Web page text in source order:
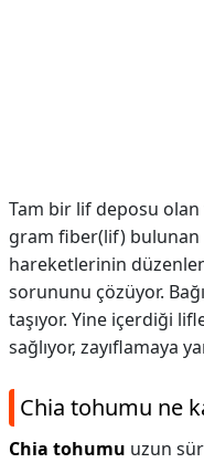
Tam bir lif deposu olan
gram fiber(lif) bulunan
hareketlerinin
sorununu çözüyor.
taşıyor. Yine içerdiği
sağlıyor, zayıflamaya
Chia tohumu ne
Chia tohumu uzun